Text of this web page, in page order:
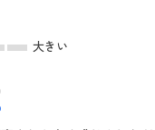
大きい